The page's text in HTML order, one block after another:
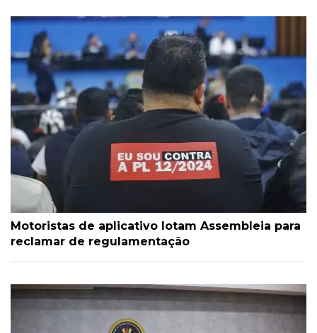
Motoristas de aplicativo lotam Assembleia para
reclamar de regulamentação